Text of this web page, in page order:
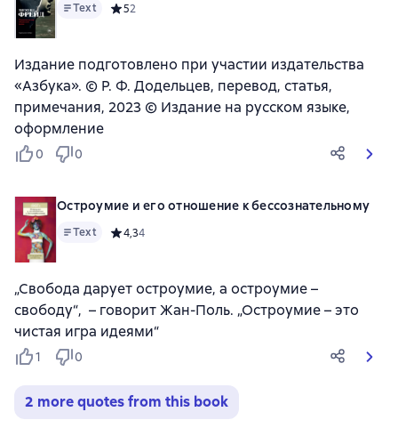
Text Средний рейтинг 5 на основе 2 оценок
52
Издание подготовлено при участии издательства
«Азбука». © Р. Ф. Додельцев, перевод, статья,
примечания, 2023 © Издание на русском языке,
оформление
0 0
Остроумие и его отношение к бессознательному
Text Средний рейтинг 4,3 на основе 4 оценок
4,34
„Свобода дарует остроумие, а остроумие –
свободу“, – говорит Жан-Поль. „Остроумие – это
чистая игра идеями“
1 0
2 more quotes from this book